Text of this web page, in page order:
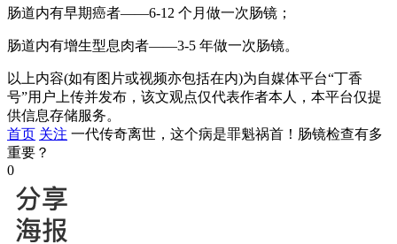
肠道内有早期癌者——6-12 个月做一次肠镜；
肠道内有增生型息肉者——3-5 年做一次肠镜。
以上内容(如有图片或视频亦包括在内)为自媒体平台“丁香
号”用户上传并发布，该文观点仅代表作者本人，本平台仅提
供信息存储服务。
首页 关注 一代传奇离世，这个病是罪魁祸首！肠镜检查有多
重要？
0